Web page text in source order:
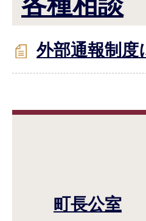
外部通報制度
町長公室